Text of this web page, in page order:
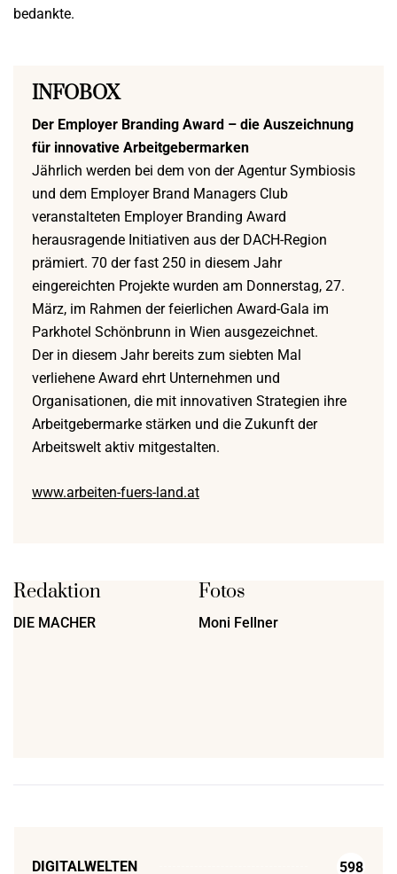
bedankte.
INFOBOX
Der Employer Branding Award – die Auszeichnung
für innovative Arbeitgebermarken
Jährlich werden bei dem von der Agentur Symbiosis
und dem Employer Brand Managers Club
veranstalteten Employer Branding Award
herausragende Initiativen aus der DACH-Region
prämiert. 70 der fast 250 in diesem Jahr
eingereichten Projekte wurden am Donnerstag, 27.
März, im Rahmen der feierlichen Award-Gala im
Parkhotel Schönbrunn in Wien ausgezeichnet.
Der in diesem Jahr bereits zum siebten Mal
verliehene Award ehrt Unternehmen und
Organisationen, die mit innovativen Strategien ihre
Arbeitgebermarke stärken und die Zukunft der
Arbeitswelt aktiv mitgestalten.
www.arbeiten-fuers-land.at
Redaktion
DIE MACHER
Fotos
Moni Fellner
DIGITALWELTEN 598